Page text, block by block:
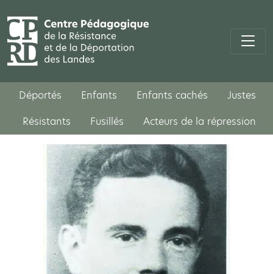
Déportés Enfants Enfants cachés
Justes
Résistants
Fusillés Acteurs de la répression